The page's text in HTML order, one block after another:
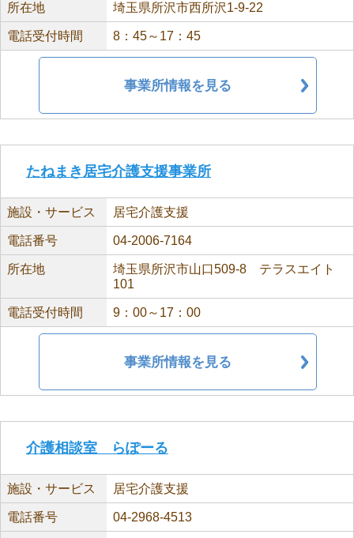
所在地 埼玉県所沢市西所沢1-9-22
電話受付時間 8：45～17：45
事業所情報を見る
たねまき居宅介護支援事業所
施設・サービス 居宅介護支援
電話番号 04-2006-7164
所在地
埼玉県所沢市山口509-8 テラスエイト
101
電話受付時間 9：00～17：00
事業所情報を見る
介護相談室 らぽーる
施設・サービス 居宅介護支援
電話番号 04-2968-4513